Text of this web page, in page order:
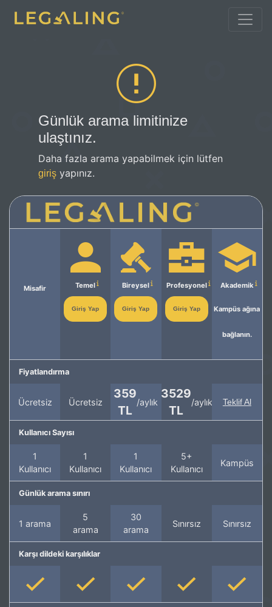
Günlük arama limitinize
ulaştınız.
Daha fazla arama yapabilmek için lütfen
giriş yapınız.
Misafir Temel
Giriş Yap
Bireysel
Giriş Yap
Profesyonel
Giriş Yap
Akademik
Kampüs ağına
bağlanın.
Fiyatlandırma
Ücretsiz Ücretsiz
359
TL
/aylık
3529
TL
/aylık Teklif Al
Kullanıcı Sayısı
1
Kullanıcı
1
Kullanıcı
1
Kullanıcı
5+
Kullanıcı
Kampüs
Günlük arama sınırı
1 arama
5
arama
30
arama
Sınırsız Sınırsız
Karşı dildeki karşılıklar